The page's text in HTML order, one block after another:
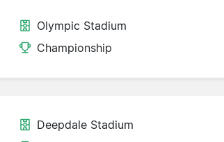
Olympic Stadium
Championship
Deepdale Stadium